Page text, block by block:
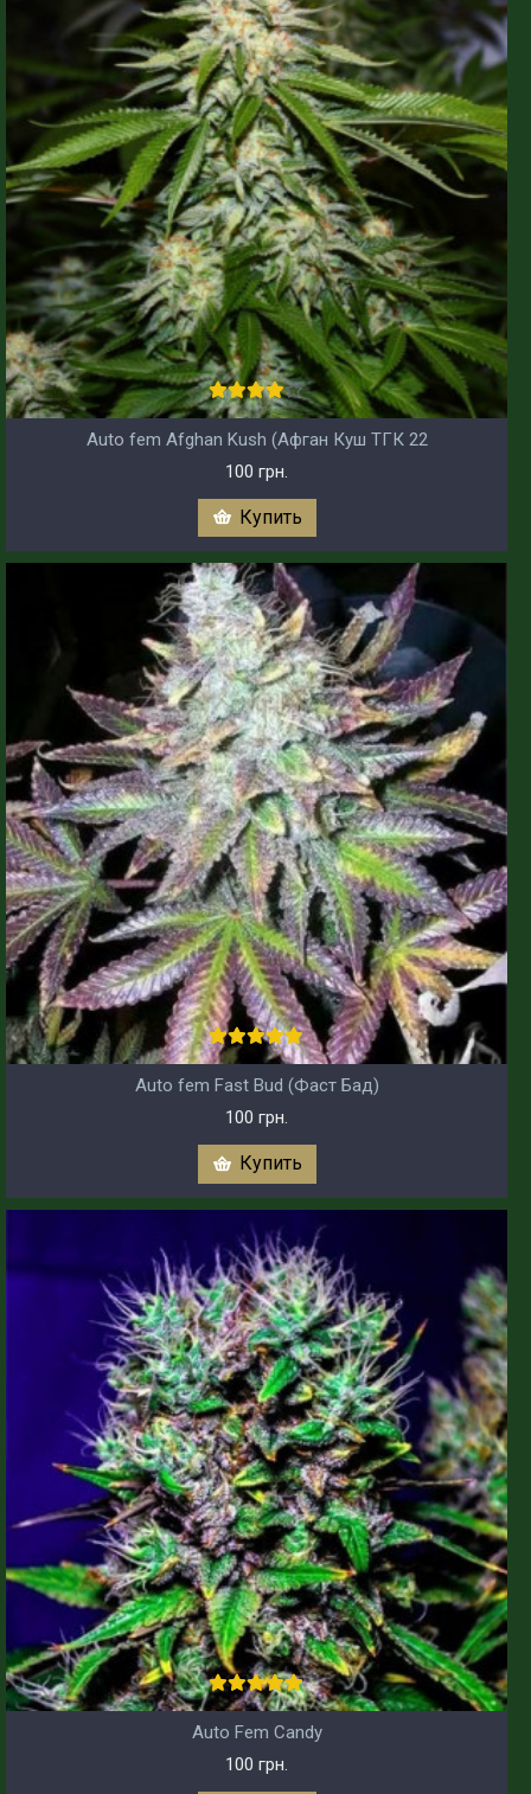
Auto fem Afghan Kush (Афган Куш ТГК 22
100 грн.
Купить
Auto fem Fast Bud (Фаст Бад)
100 грн.
Купить
Auto Fem Candy
100 грн.